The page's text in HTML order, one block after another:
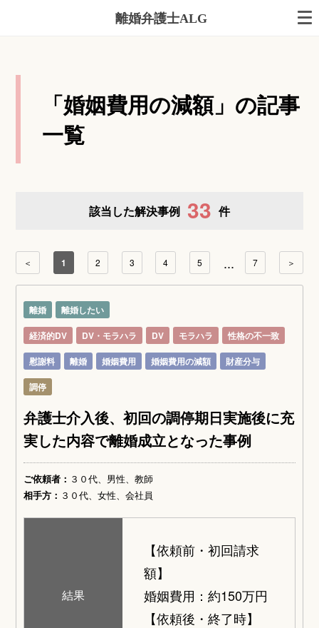
離婚弁護士ALG
「婚姻費用の減額」の記事
一覧
該当した解決事例 33 件
＜ 1 2 3 4 5 ... 7 ＞
離婚
離婚したい
経済的DV
DV・モラハラ DV モラハラ
性格の不一致
慰謝料
離婚 婚姻費用 婚姻費用の減額
財産分与
調停
弁護士介入後、初回の調停期日実施後に充
実した内容で離婚成立となった事例
ご依頼者： ３０代、男性、教師
相手方： ３０代、女性、会社員
結果
【依頼前・初回請求
額】
婚姻費用：約150万円
【依頼後・終了時】